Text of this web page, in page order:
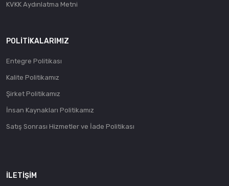
KVKK Aydınlatma Metni
POLITIKALARIMIZ
Entegre Politikası
Kalite Politikamız
Şirket Politikamız
İnsan Kaynakları Politikamız
Satış Sonrası Hizmetler ve İade Politikası
İLETIŞIM